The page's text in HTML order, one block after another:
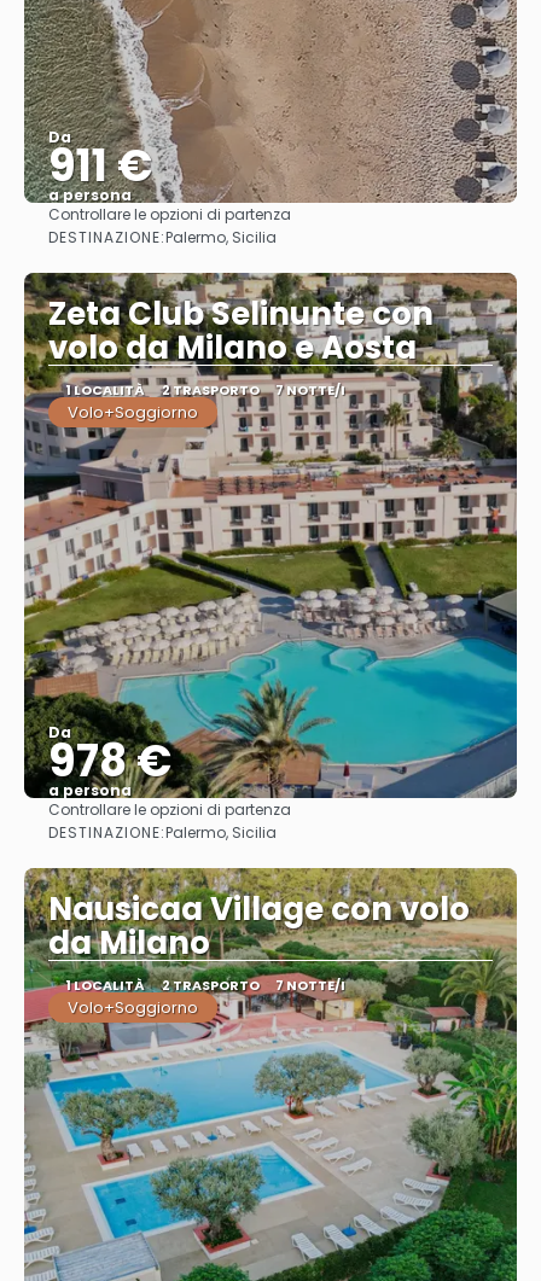
Da
911 €
a persona
Vedere
Controllare le opzioni di partenza
DESTINAZIONE:Palermo, Sicilia
Zeta Club Selinunte con
volo da Milano e Aosta
1 LOCALITÀ 2 TRASPORTO 7 NOTTE/I
Volo+Soggiorno
Da
978 €
a persona
Vedere
Controllare le opzioni di partenza
DESTINAZIONE:Palermo, Sicilia
Nausicaa Village con volo
da Milano
1 LOCALITÀ 2 TRASPORTO 7 NOTTE/I
Volo+Soggiorno